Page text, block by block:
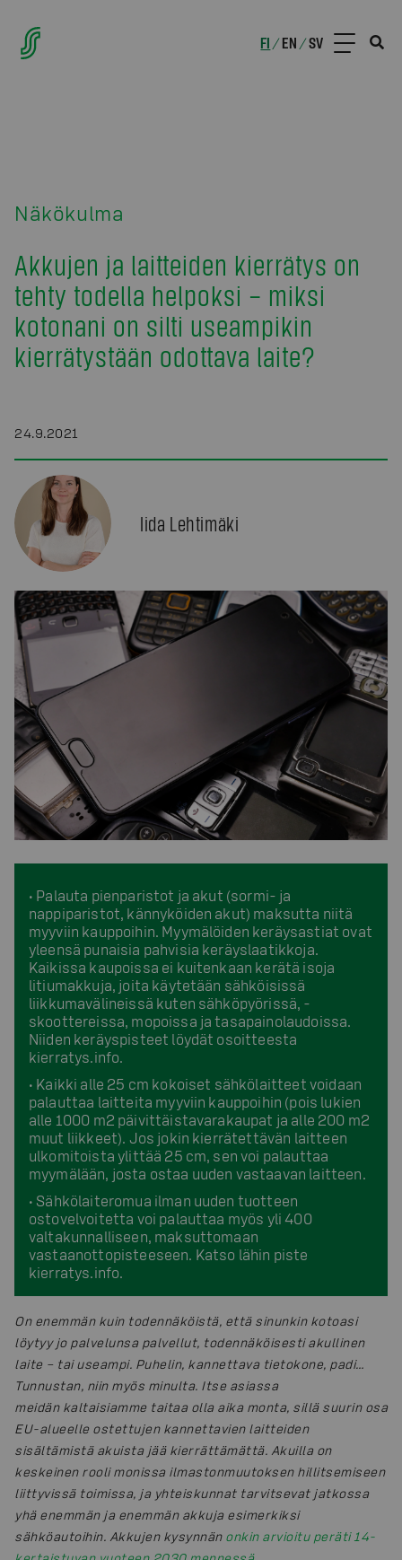
FI /EN /SV
Näkökulma
Akkujen ja laitteiden kierrätys on
tehty todella helpoksi – miksi
kotonani on silti useampikin
kierrätystään odottava laite?
24.9.2021
Iida Lehtimäki
• Palauta pienparistot ja akut (sormi- ja
nappiparistot, kännyköiden akut) maksutta niitä
myyviin kauppoihin. Myymälöiden keräysastiat ovat
yleensä punaisia pahvisia keräyslaatikkoja.
Kaikissa kaupoissa ei kuitenkaan kerätä isoja
litiumakkuja, joita käytetään sähköisissä
liikkumavälineissä kuten sähköpyörissä, -
skoottereissa, mopoissa ja tasapainolaudoissa.
Niiden keräyspisteet löydät osoitteesta
kierratys.info.
• Kaikki alle 25 cm kokoiset sähkölaitteet voidaan
palauttaa laitteita myyviin kauppoihin (pois lukien
alle 1000 m2 päivittäistavarakaupat ja alle 200 m2
muut liikkeet). Jos jokin kierrätettävän laitteen
ulkomitoista ylittää 25 cm, sen voi palauttaa
myymälään, josta ostaa uuden vastaavan laitteen.
• Sähkölaiteromua ilman uuden tuotteen
ostovelvoitetta voi palauttaa myös yli 400
valtakunnalliseen, maksuttomaan
vastaanottopisteeseen. Katso lähin piste
kierratys.info.
On enemmän kuin todennäköistä, että sinunkin kotoasi
löytyy jo palvelunsa palvellut, todennäköisesti akullinen
laite – tai useampi. Puhelin, kannettava tietokone, padi…
Tunnustan, niin myös minulta. Itse asiassa
meidän kaltaisiamme taitaa olla aika monta, sillä suurin osa
EU-alueelle ostettujen kannettavien laitteiden
sisältämistä akuista jää kierrättämättä. Akuilla on
keskeinen rooli monissa ilmastonmuutoksen hillitsemiseen
liittyvissä toimissa, ja yhteiskunnat tarvitsevat jatkossa
yhä enemmän ja enemmän akkuja esimerkiksi
sähköautoihin. Akkujen kysynnän onkin arvioitu peräti 14-